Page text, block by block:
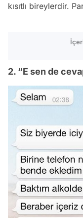
kısıtlı bireylerdir.
2. “E sen de